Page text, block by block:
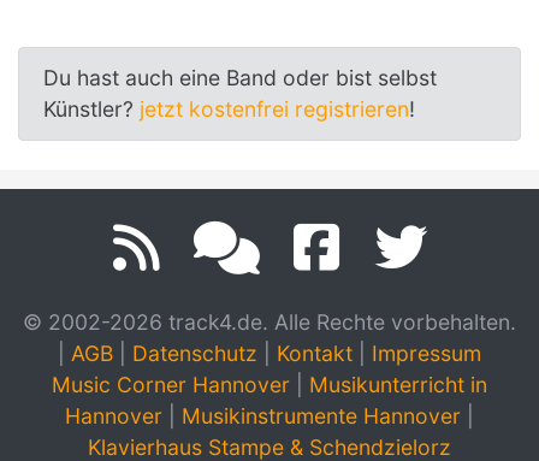
Du hast auch eine Band oder bist selbst
Künstler? jetzt kostenfrei registrieren!
© 2002-2026 track4.de. Alle Rechte vorbehalten.
AGB Datenschutz Kontakt
Impressum
Music Corner Hannover
Musikunterricht in
Hannover
Musikinstrumente Hannover
Klavierhaus Stampe & Schendzielorz